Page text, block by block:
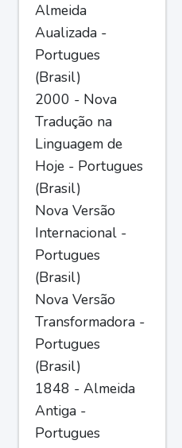
Almeida
Aualizada -
Portugues
(Brasil)
2000 - Nova
Tradução na
Linguagem de
Hoje - Portugues
(Brasil)
Nova Versão
Internacional -
Portugues
(Brasil)
Nova Versão
Transformadora -
Portugues
(Brasil)
1848 - Almeida
Antiga -
Portugues